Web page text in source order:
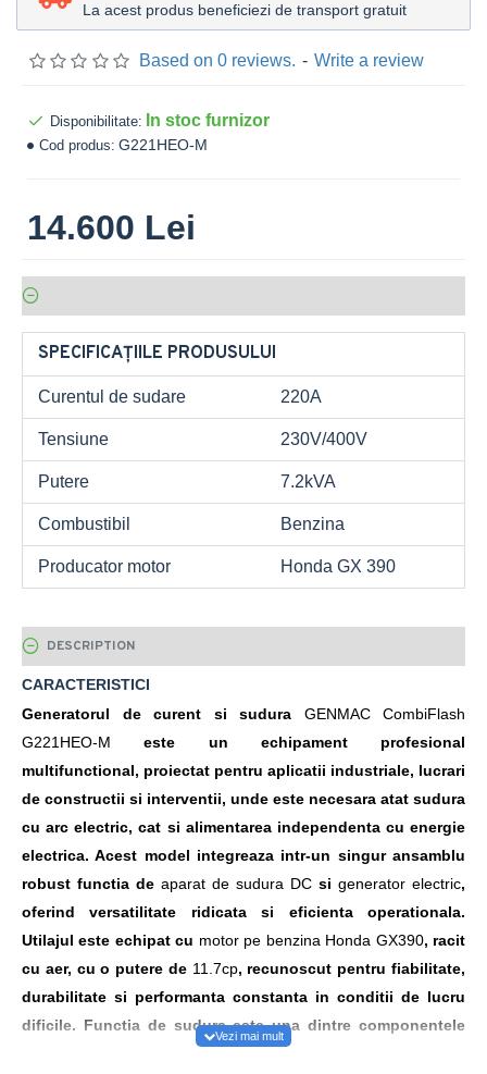
La acest produs beneficiezi de transport gratuit
Based on 0 reviews. - Write a review
14.600 Lei
Disponibilitate: In stoc furnizor
Cod produs: G221HEO-M
SPECIFICAȚIILE PRODUSULUI
Curentul de sudare 220A
Tensiune 230V/400V
Putere 7.2kVA
Combustibil Benzina
Producator motor Honda GX 390
DESCRIPTION
CARACTERISTICI
Generatorul de curent si sudura GENMAC CombiFlash
G221HEO-M este un echipament profesional
multifunctional, proiectat pentru aplicatii industriale, lucrari
de constructii si interventii, unde este necesara atat sudura
cu arc electric, cat si alimentarea independenta cu energie
electrica. Acest model integreaza intr-un singur ansamblu
robust functia de aparat de sudura DC si generator electric,
oferind versatilitate ridicata si eficienta operationala.
Utilajul este echipat cu motor pe benzina Honda GX390, racit
cu aer, cu o putere de 11.7cp, recunoscut pentru fiabilitate,
durabilitate si performanta constanta in conditii de lucru
dificile. Functia de sudura este una dintre componentele